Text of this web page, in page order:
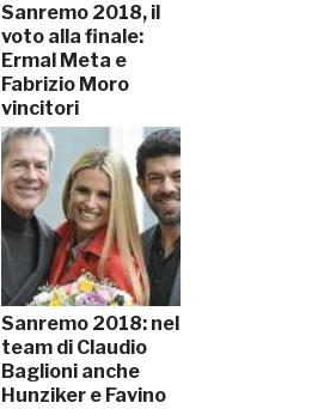
Sanremo 2018, il
voto alla finale:
Ermal Meta e
Fabrizio Moro
vincitori
Sanremo 2018: nel
team di Claudio
Baglioni anche
Hunziker e Favino